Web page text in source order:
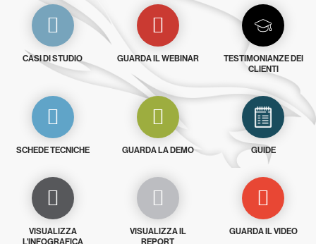
CASI DI STUDIO GUARDA IL WEBINAR
TESTIMONIANZE DEI
CLIENTI
SCHEDE TECNICHE GUARDA LA DEMO GUIDE
VISUALIZZA
VISUALIZZA IL
GUARDA IL VIDEO